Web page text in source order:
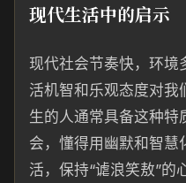
现代生活中的启示
现代社会节奏快，环境
活机智和乐观态度对我
生的人通常具备这种特
会，懂得用幽默和智慧
活，保持“谑浪笑敖”的